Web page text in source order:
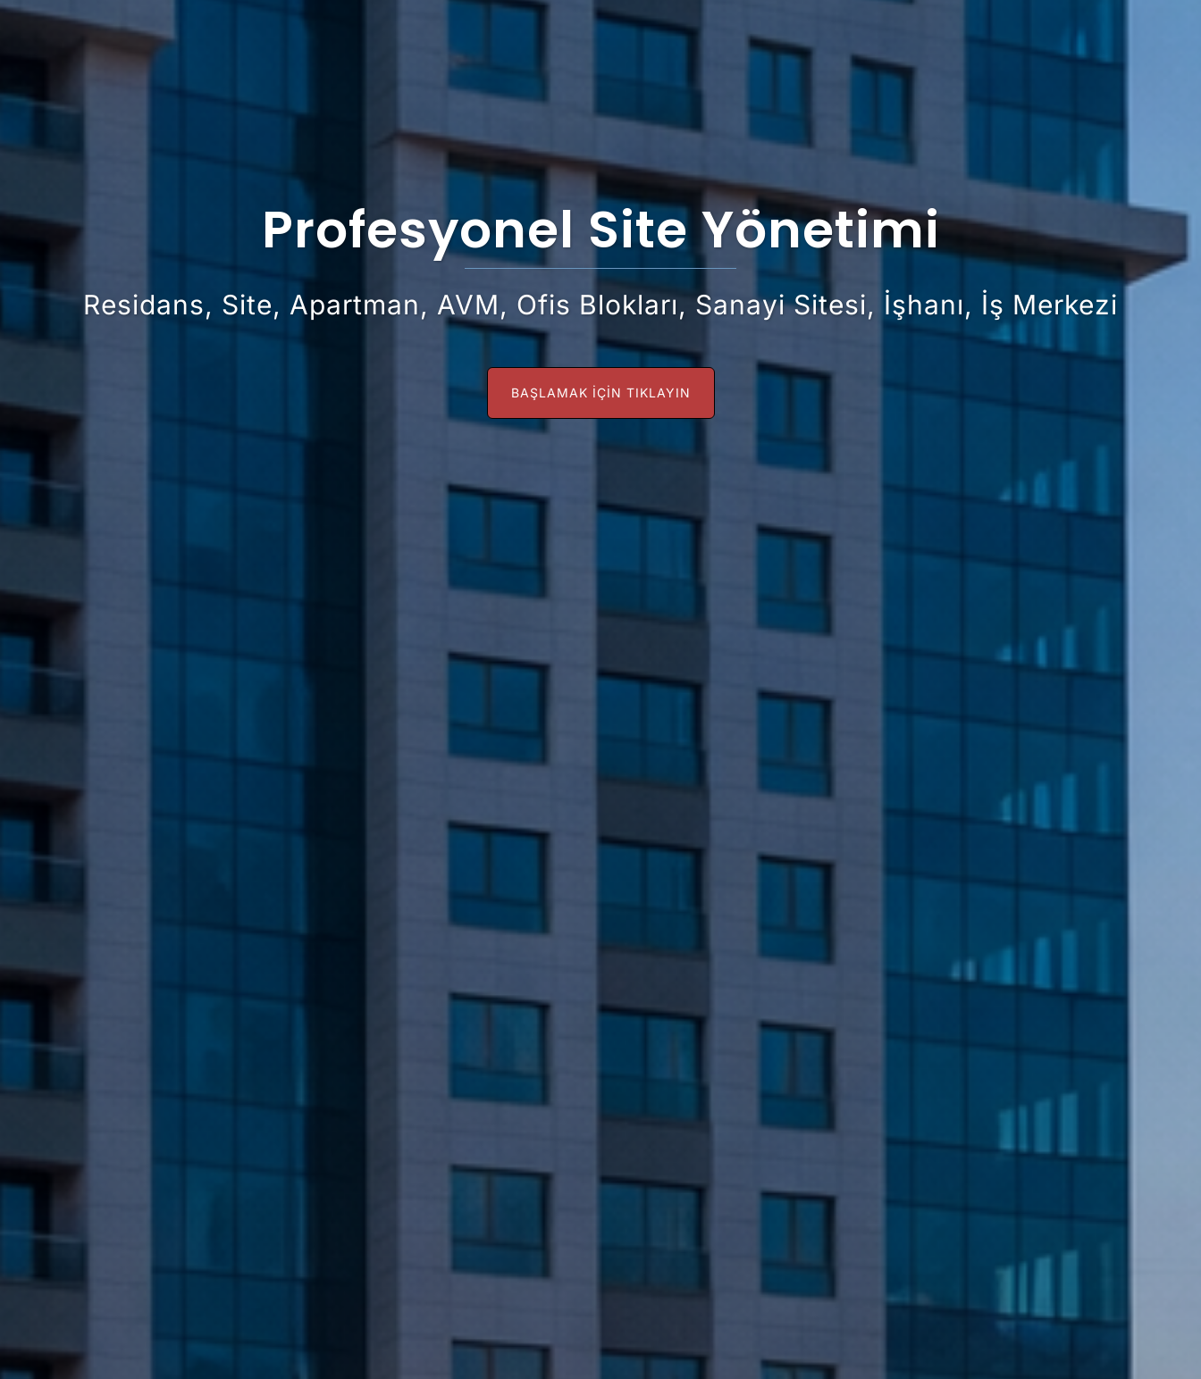
Profesyonel Site Yönetimi
Residans, Site, Apartman, AVM, Ofis Blokları, Sanayi Sitesi, İşhanı, İş Merkezi
BAŞLAMAK IÇIN TIKLAYIN